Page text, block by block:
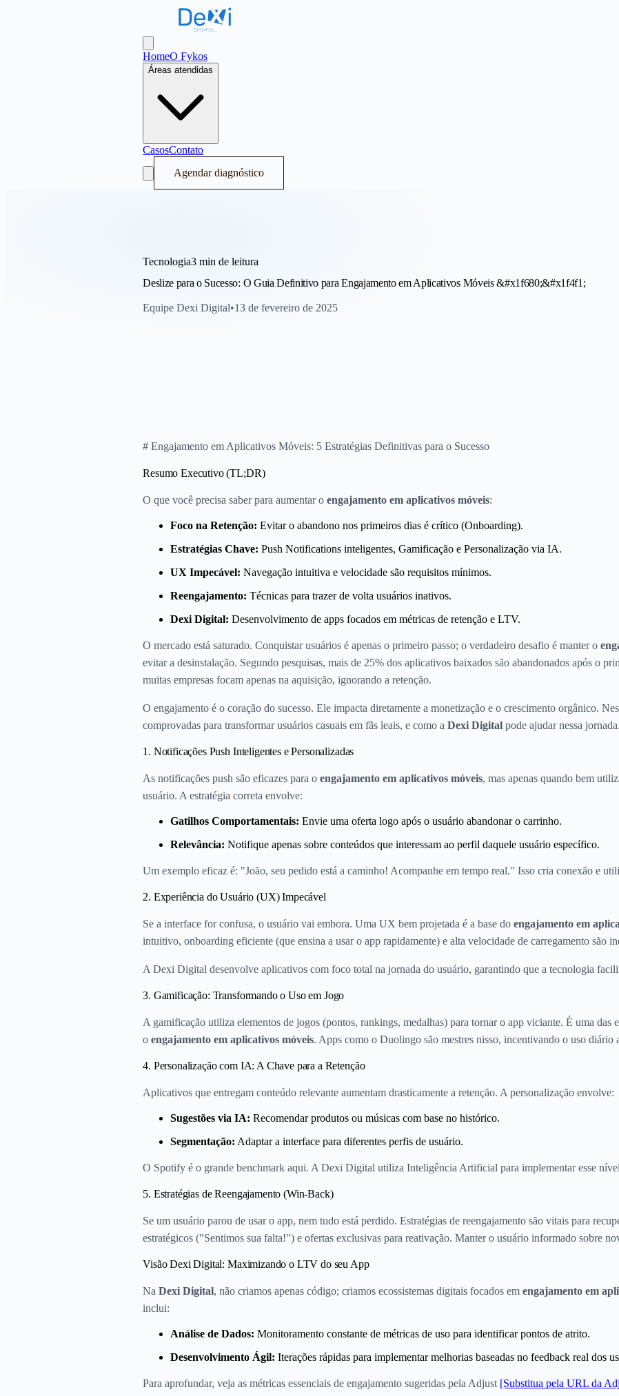
Dexi Digital - Sistema Operacional de Receita
HomeO Fykos
Áreas atendidas
CasosContato
Agendar diagnóstico
Tecnologia3 min de leitura
Deslize para o Sucesso: O Guia Definitivo para Engajamento em Aplicativos Móveis &#x1f680;&#x1f4f1;
Equipe Dexi Digital•13 de fevereiro de 2025
# Engajamento em Aplicativos Móveis: 5 Estratégias Definitivas para o Sucesso
Resumo Executivo (TL;DR)
O que você precisa saber para aumentar oengajamento em aplicativos móveis:
Foco na Retenção: Evitar o abandono nos primeiros dias é crítico (Onboarding).
Estratégias Chave: Push Notifications inteligentes, Gamificação e Personalização via IA.
UX Impecável: Navegação intuitiva e velocidade são requisitos mínimos.
Reengajamento: Técnicas para trazer de volta usuários inativos.
Dexi Digital: Desenvolvimento de apps focados em métricas de retenção e LTV.
O mercado está saturado. Conquistar usuários é apenas o primeiro passo; o verdadeiro desafio é manter o
evitar a desinstalação. Segundo pesquisas, mais de 25% dos aplicativos baixados são abandonados após o
muitas empresas focam apenas na aquisição, ignorando a retenção.
O engajamento é o coração do sucesso. Ele impacta diretamente a monetização e o crescimento orgânico.
comprovadas para transformar usuários casuais em fãs leais, e como aDexi Digital pode ajudar nessa jornada.
1. Notificações Push Inteligentes e Personalizadas
As notificações push são eficazes para oengajamento em aplicativos móveis, mas apenas quando bem
usuário. A estratégia correta envolve:
Gatilhos Comportamentais: Envie uma oferta logo após o usuário abandonar o carrinho.
Relevância: Notifique apenas sobre conteúdos que interessam ao perfil daquele usuário específico.
Um exemplo eficaz é: "João, seu pedido está a caminho! Acompanhe em tempo real." Isso cria conexão e
2. Experiência do Usuário (UX) Impecável
Se a interface for confusa, o usuário vai embora. Uma UX bem projetada é a base doengajamento em
intuitivo, onboarding eficiente (que ensina a usar o app rapidamente) e alta velocidade de carregamento são
A Dexi Digital desenvolve aplicativos com foco total na jornada do usuário, garantindo que a tecnologia
3. Gamificação: Transformando o Uso em Jogo
A gamificação utiliza elementos de jogos (pontos, rankings, medalhas) para tornar o app viciante. É uma das
oengajamento em aplicativos móveis. Apps como o Duolingo são mestres nisso, incentivando o uso diário
4. Personalização com IA: A Chave para a Retenção
Aplicativos que entregam conteúdo relevante aumentam drasticamente a retenção. A personalização envolve:
Sugestões via IA: Recomendar produtos ou músicas com base no histórico.
Segmentação: Adaptar a interface para diferentes perfis de usuário.
O Spotify é o grande benchmark aqui. A Dexi Digital utiliza Inteligência Artificial para implementar esse
5. Estratégias de Reengajamento (Win-Back)
Se um usuário parou de usar o app, nem tudo está perdido. Estratégias de reengajamento são vitais para
estratégicos ("Sentimos sua falta!") e ofertas exclusivas para reativação. Manter o usuário informado sobre
Visão Dexi Digital: Maximizando o LTV do seu App
NaDexi Digital, não criamos apenas código; criamos ecossistemas digitais focados emengajamento em
inclui:
Análise de Dados: Monitoramento constante de métricas de uso para identificar pontos de atrito.
Desenvolvimento Ágil: Iterações rápidas para implementar melhorias baseadas no feedback real dos
Para aprofundar, veja as métricas essenciais de engajamento sugeridas pela Adjust [Substitua pela URL da